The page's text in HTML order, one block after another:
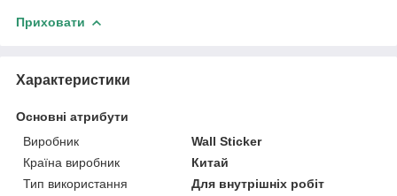
Приховати
Характеристики
Основні атрибути
Виробник
Wall Sticker
Країна виробник
Китай
Тип використання
Для внутрішніх робіт